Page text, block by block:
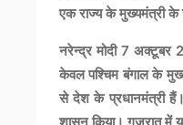
एक राज्य के मुख्यमंत्री के
नरेन्द्र मोदी 7 अक्टूबर
केवल पश्चिम बंगाल के
से देश के प्रधानमंत्री